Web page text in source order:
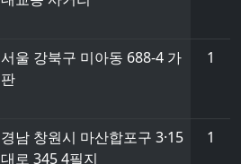
서울 강북구 미아동 688-4 가
판
1
경남 창원시 마산합포구 3·15
대로 345 4필지
1